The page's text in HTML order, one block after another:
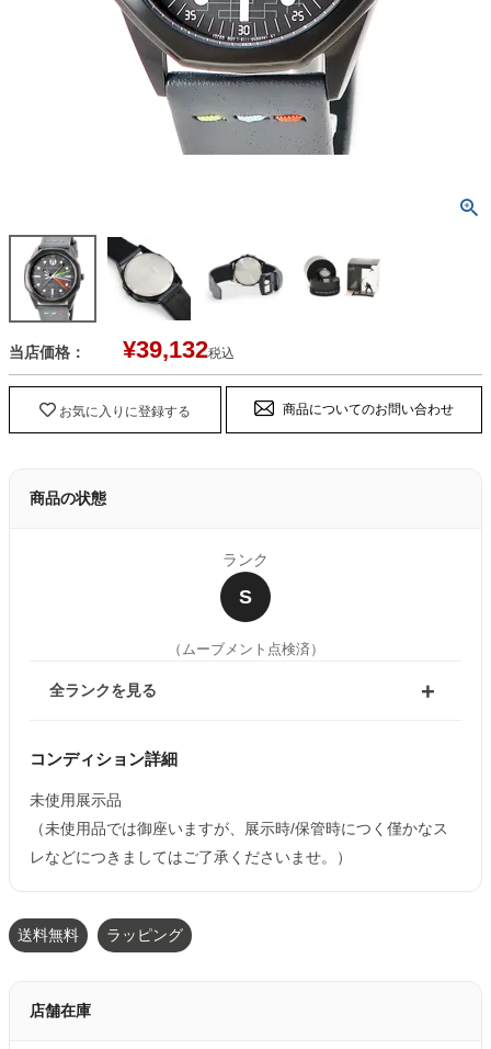
当店価格： ¥39,132税込
お気に入りに登録する 商品についてのお問い合わせ
商品の状態
ランク
S
（ムーブメント点検済）
全ランクを見る
コンディション詳細
未使用展示品
（未使用品では御座いますが、展示時/保管時につく僅かなス
レなどにつきましてはご了承くださいませ。）
送料無料 ラッピング
店舗在庫